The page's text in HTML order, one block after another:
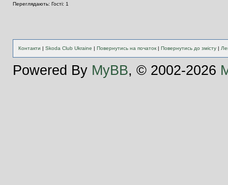
Переглядають: Гості: 1
Контакти | Skoda Club Ukraine | Повернутись на початок| Повернутись до змісту|
Powered By MyBB, © 2002-2026